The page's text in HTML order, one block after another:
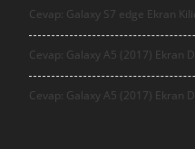
Cevap: Galaxy S7 edge Ekran
Cevap: Galaxy A5 (2017) Ekran
Cevap: Galaxy A5 (2017) Ekran